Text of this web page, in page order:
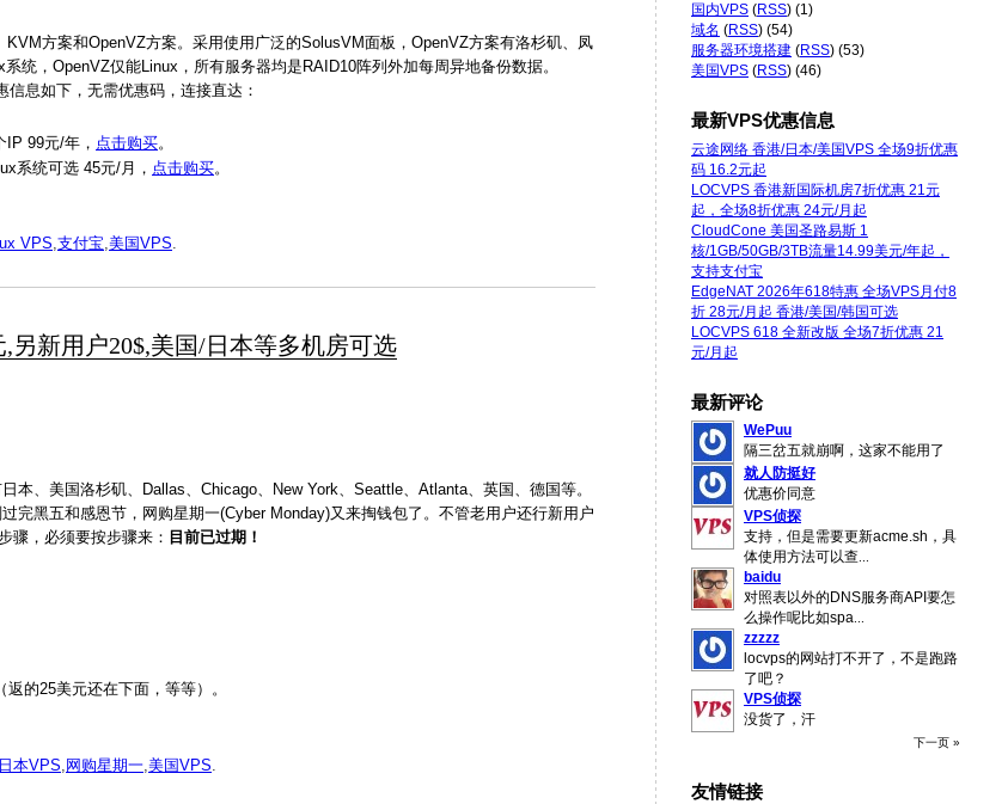
方案和OpenVZ方案。采用使用广泛的SolusVM面板，OpenVZ方案有洛杉矶、凤
统，OpenVZ仅能Linux，所有服务器均是RAID10阵列外加每周异地备份数据。
息如下，无需优惠码，连接直达：
99元/年， 点击购买。
系统可选 45元/月， 点击购买。
VPS 支付宝 美国VPS
另新用户20$,美国/日本等多机房可选
、美国洛杉矶、Dallas、Chicago、New York、Seattle、Atlanta、英国、德国等。
完黑五和感恩节，网购星期一(Cyber Monday)又来掏钱包了。不管老用户还行新用户
骤，必须要按步骤来： 目前已过期！
的25美元还在下面，等等）。
日本VPS 网购星期一 美国VPS
国内VPS (RSS) (1)
域名 (RSS) (54)
服务器环境搭建 (RSS) (53)
美国VPS (RSS) (46)
最新VPS优惠信息
云途网络 香港/日本/美国VPS 全场9折优惠
码 16.2元起
LOCVPS 香港新国际机房7折优惠 21元
起，全场8折优惠 24元/月起
CloudCone 美国圣路易斯 1
核/1GB/50GB/3TB流量14.99美元/年起，
支持支付宝
EdgeNAT 2026年618特惠 全场VPS月付8
折 28元/月起 香港/美国/韩国可选
LOCVPS 618 全新改版 全场7折优惠 21
元/月起
最新评论
WePuu
隔三岔五就崩啊，这家不能用了
就人防挺好
优惠价同意
VPS侦探
支持，但是需要更新acme.sh，具
体使用方法可以查
baidu
对照表以外的DNS服务商API要怎
么操作呢比如spa
zzzzz
locvps的网站打不开了，不是跑路
了吧？
VPS侦探
没货了，汗
下一页 »
友情链接